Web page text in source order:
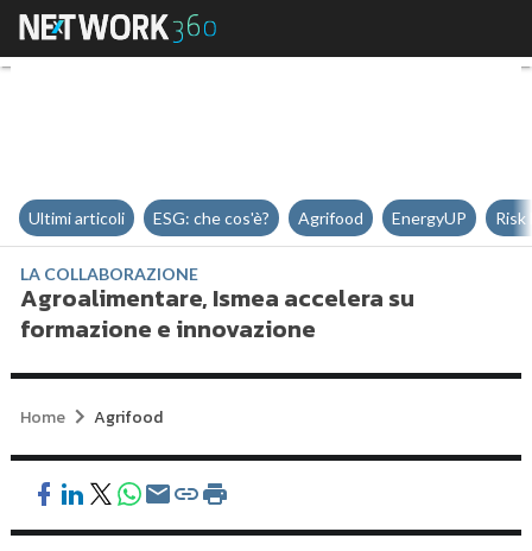
Agroalimentare, Ismea
Ultimi articoli ESG: che cos'è? Agrifood EnergyUP Risk
LA COLLABORAZIONE
Agroalimentare, Ismea accelera su
formazione e innovazione
Home Agrifood